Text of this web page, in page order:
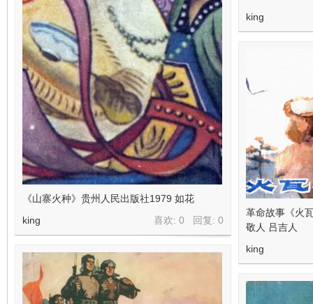
《山寨火种》贵州人民出版社1979 如花
喜欢: 0 回复: 0
king
king
革命故事《火
敬人 吕吉人
king